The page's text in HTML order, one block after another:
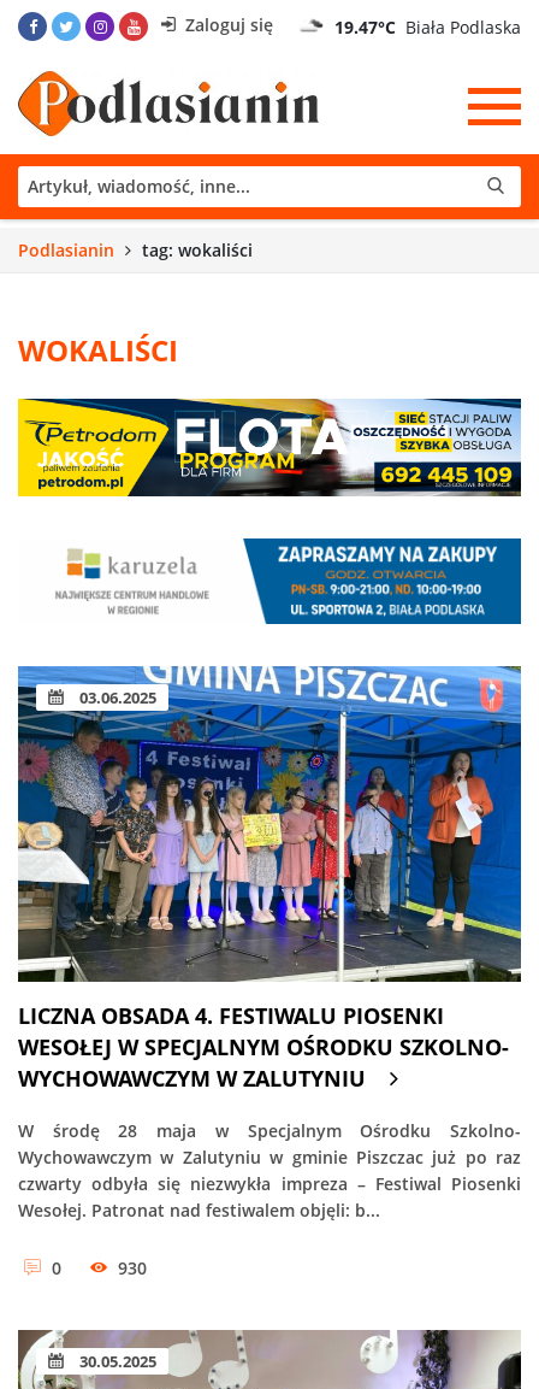
Zaloguj się 19.47°C Biała Podlaska
Podlasianin tag: wokaliści
WOKALIŚCI
03.06.2025
LICZNA OBSADA 4. FESTIWALU PIOSENKI
WESOŁEJ W SPECJALNYM OŚRODKU SZKOLNO-
WYCHOWAWCZYM W ZALUTYNIU
W środę 28 maja w Specjalnym Ośrodku Szkolno-
Wychowawczym w Zalutyniu w gminie Piszczac już po raz
czwarty odbyła się niezwykła impreza – Festiwal Piosenki
Wesołej. Patronat nad festiwalem objęli: b...
0 930
30.05.2025